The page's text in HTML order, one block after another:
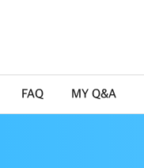
FAQ MY Q&A